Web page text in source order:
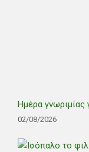
Ημέρα γνωριμίας
02/08/2026